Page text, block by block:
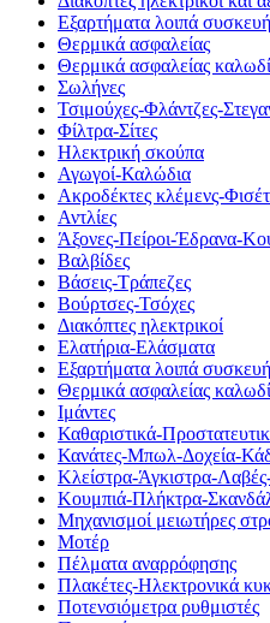
Εξαρτήματα λοιπά
Θερμικά ασφαλείας
Θερμικά ασφαλείας
Σωλήνες
Τσιμούχες-Φλάντζες-
Φίλτρα-Σίτες
Ηλεκτρική σκούπα
Αγωγοί-Καλώδια
Ακροδέκτες κλέμενς-
Αντλίες
Άξονες-Πείροι-Έδρανα-
Βαλβίδες
Βάσεις-Τράπεζες
Βούρτσες-Τσόχες
Διακόπτες ηλεκτρικοί
Ελατήρια-Ελάσματα
Εξαρτήματα λοιπά
Θερμικά ασφαλείας
Ιμάντες
Καθαριστικά-
Κανάτες-Μπωλ-Δοχεία-
Κλείστρα-Άγκιστρα-
Κουμπιά-Πλήκτρα-
Μηχανισμοί μειωτήρες
Μοτέρ
Πέλματα αναρρόφησης
Πλακέτες-Ηλεκτρονικά
Ποτενσιόμετρα ρυθμιστές